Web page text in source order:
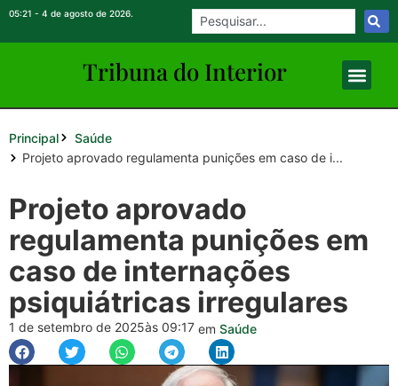
05:21 - 4 de agosto de 2026.
Tribuna do Interior
Principal
Saúde
Projeto aprovado regulamenta punições em caso de i...
Projeto aprovado
regulamenta punições em
caso de internações
psiquiátricas irregulares
1 de setembro de 2025às 09:17 em Saúde